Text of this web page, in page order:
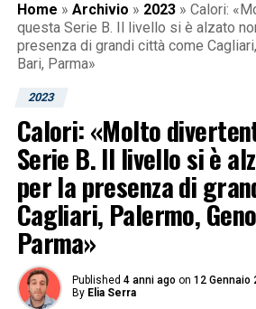
Home » Archivio » 2023 » Calori:
questa Serie B. Il livello si è alzato
presenza di grandi città come
Bari, Parma»
2023
Calori: «Molto
Serie B. Il livello si è
per la presenza di
Cagliari, Palermo,
Parma»
Published 4 anni ago on 12 Gennaio
By Elia Serra